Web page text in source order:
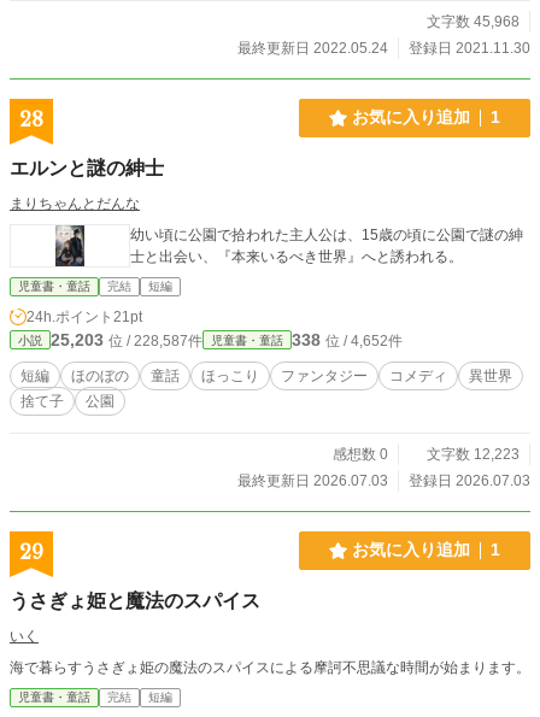
文字数 45,968
最終更新日 2022.05.24
登録日 2021.11.30
28 お気に入り追加 1
エルンと謎の紳士
まりちゃんとだんな
幼い頃に公園で拾われた主人公は、15歳の頃に公園で謎の紳
士と出会い、『本来いるべき世界』へと誘われる。
児童書・童話 完結 短編
24h.ポイント 21pt
小説 25,203 位 / 228,587件 児童書・童話 338 位 / 4,652件
短編 ほのぼの 童話 ほっこり ファンタジー コメディ
異世界
捨て子
公園
感想数 0
文字数 12,223
最終更新日 2026.07.03
登録日 2026.07.03
29 お気に入り追加 1
うさぎょ姫と魔法のスパイス
いく
海で暮らすうさぎょ姫の魔法のスパイスによる摩訶不思議な時間が始まります。
児童書・童話 完結 短編